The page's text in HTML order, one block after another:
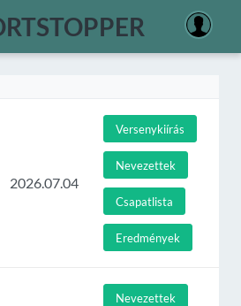
2026.07.04
Versenykiírás
Nevezettek
Csapatlista
Eredmények
Nevezettek